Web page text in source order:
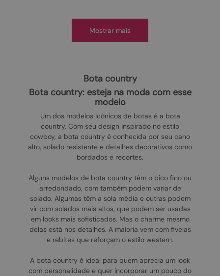
Mostrar mais
bota country
bota country: esteja na moda com esse
modelo
Um dos modelos icônicos de botas é a bota
country. Com seu design inspirado no estilo
cowboy, a bota country é conhecida por seu cano
alto, solado resistente e detalhes decorativos como
bordados e recortes.
Alguns modelos de bota country têm o bico fino ou
arredondado, com também podem variar de
solado. Algumas têm a sola média e outras podem
vir com solados mais altos, que podem ser usadas
em looks mais sofisticados. Mas o charme mesmo
delas está nos detalhes. A maioria vem com fivelas
e rebites que reforçam o estilo western.
A bota country é ideal para quem aprecia um look
com personalidade e quer incorporar um pouco do